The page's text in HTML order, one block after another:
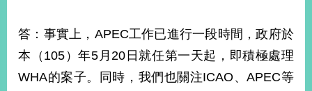
答：事實上，APEC工作已進行一段時間，政府於
本（105）年5月20日就任第一天起，即積極處理
WHA的案子。同時，我們也關注ICAO、APEC等